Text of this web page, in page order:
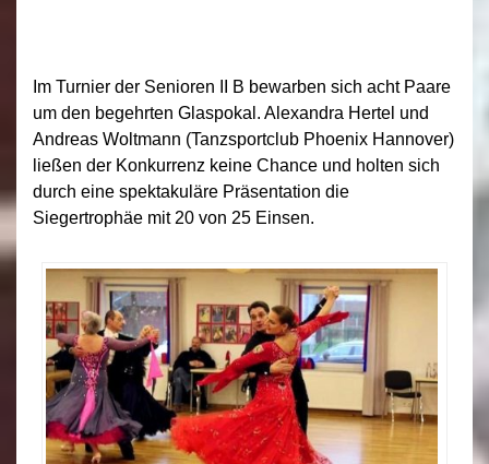
Im Turnier der Senioren II B bewarben sich acht Paare
um den begehrten Glaspokal. Alexandra Hertel und
Andreas Woltmann (Tanzsportclub Phoenix Hannover)
ließen der Konkurrenz keine Chance und holten sich
durch eine spektakuläre Präsentation die
Siegertrophäe mit 20 von 25 Einsen.